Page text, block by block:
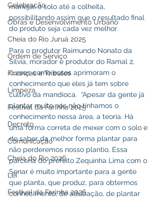
Celebração
Obras e Desenvolvimento Urbano
Cheia do Rio Juruá 2025
Ordem de Serviço
Finanças e Tributos
Limpeza
Festival da Farinha 2025
Decreto
Comunicação
Cheia do Rio 2026
Lei
Festival da Farinha 2026
manejar o solo até a colheita,
possibilitando assim que o resultado final
do produto seja cada vez melhor.
Para o produtor Raimundo Nonato da
Silvia, morador e produtor do Ramal 2,
cursos como esses aprimoram o
conhecimento que eles já tem sobre
cultivo da mandioca.  “Apesar da gente já
plantar muito nós não tínhamos o
conhecimento nessa área, a teoria. Há
uma forma correta de mexer com o solo e
de saber da melhor forma plantar para
não perderemos nosso plantio. Essa
parceria do prefeito Zequinha Lima com o
Senar é muito importante para a gente
que planta, que produz, para obtermos
conhecimento, de adubação, de plantar